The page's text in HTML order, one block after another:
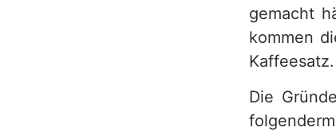
gemacht
kommen
Kaffeesatz.
Die